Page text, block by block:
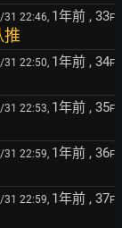
31 22:46, 1年前 , 33F
推
31 22:50, 1年前 , 34F
31 22:53, 1年前 , 35F
31 22:59, 1年前 , 36F
31 22:59, 1年前 , 37F